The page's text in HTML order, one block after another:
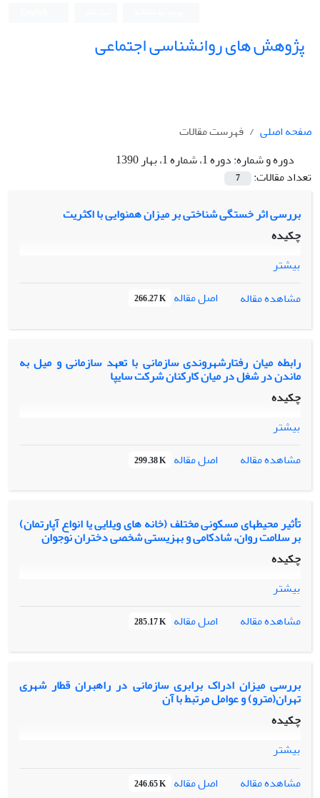
پژوهش های روانشناسی اجتماعی
صفحه اصلی
فهرست مقالات
دوره و شماره:دوره 1، شماره 1، بهار 1390
تعداد مقالات:
7
بررسی اثر خستگی شناختی بر میزان همنوایی با اکثریت
چکیده
بیشتر
مشاهده مقاله
اصل مقاله 266.27 K
رابطه میان رفتارشهروندی سازمانی با تعهد سازمانی و میل به
ماندن در شغل در میان کارکنان شرکت سایپا
چکیده
بیشتر
مشاهده مقاله
اصل مقاله 299.38 K
تأثیر محیطهای مسکونی مختلف (خانه های ویلایی یا انواع آپارتمان)
بر سلامت روان، شادکامی و بهزیستی شخصی دختران نوجوان
چکیده
بیشتر
مشاهده مقاله
اصل مقاله 285.17 K
بررسی میزان ادراک برابری سازمانی در راهبران قطار شهری
تهران(مترو) و عوامل مرتبط با آن
چکیده
بیشتر
مشاهده مقاله
اصل مقاله 246.65 K